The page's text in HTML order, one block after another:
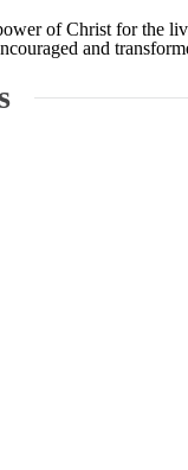
of Christ for the
and